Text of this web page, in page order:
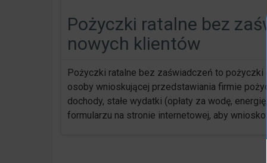
Pożyczki ratalne bez
nowych klientów
Pożyczki ratalne bez zaświadczeń to pożyczki
osoby wnioskującej przedstawiania firmie
dochody, stałe wydatki (opłaty za wodę,
formularzu na stronie internetowej, aby